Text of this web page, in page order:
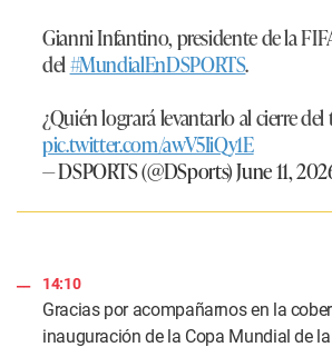
Gianni Infantino, presidente de la
del#MundialEnDSPORTS.
¿Quién logrará levantarlo al cierre
pic.twitter.com/awV5IiQy1E
— DSPORTS (@DSports)June 11,
14:10
Gracias por acompañarnos en la
inauguración de la Copa Mundial de la